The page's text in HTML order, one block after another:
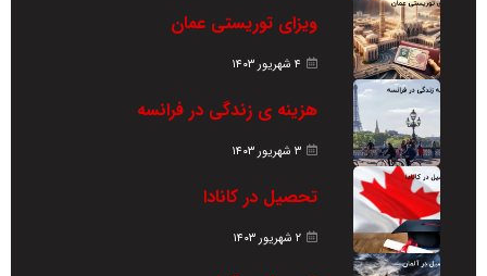
ویزای توریستی عمان
۴ شهریور ۱۴۰۳
هزینه ی زندگی در فرانسه
۳ شهریور ۱۴۰۳
تحصیل در کانادا
۲ شهریور ۱۴۰۳